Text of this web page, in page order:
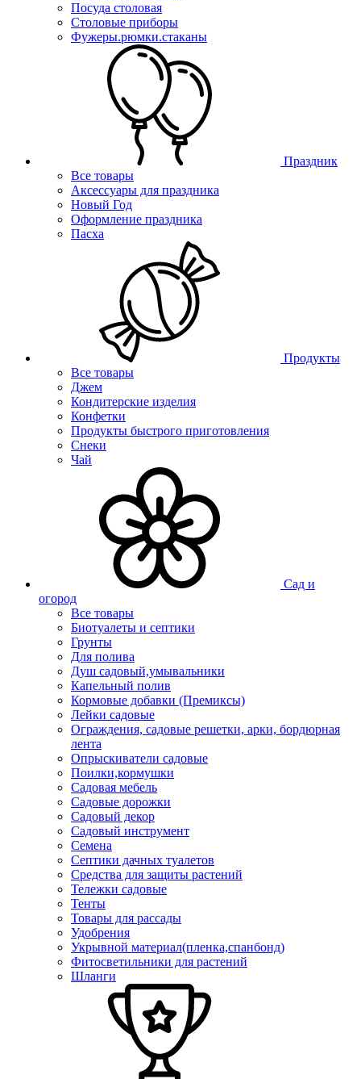
Посуда столовая
Столовые приборы
Фужеры.рюмки.стаканы
Праздник
Все товары
Аксессуары для праздника
Новый Год
Оформление праздника
Пасха
Продукты
Все товары
Джем
Кондитерские изделия
Конфетки
Продукты быстрого приготовления
Снеки
Чай
Сад и
огород
Все товары
Биотуалеты и септики
Грунты
Для полива
Душ садовый,умывальники
Капельный полив
Кормовые добавки (Премиксы)
Лейки садовые
Ограждения, садовые решетки, арки, бордюрная
лента
Опрыскиватели садовые
Поилки,кормушки
Садовая мебель
Садовые дорожки
Садовый декор
Садовый инструмент
Семена
Септики дачных туалетов
Средства для защиты растений
Тележки садовые
Тенты
Товары для рассады
Удобрения
Укрывной материал(пленка,спанбонд)
Фитосветильники для растений
Шланги